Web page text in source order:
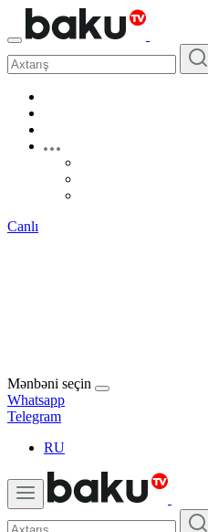
Canlı
Mənbəni seçin
Whatsapp
Telegram
RU